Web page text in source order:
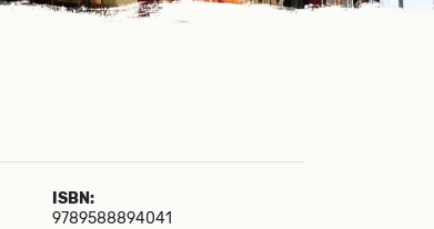
ISBN:
9789588894041